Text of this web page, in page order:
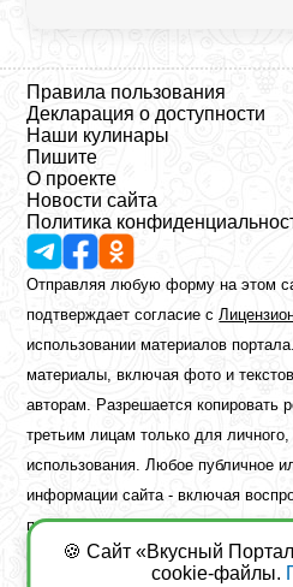
Правила пользования
Декларация о доступности
Наши кулинары
Пишите
О проекте
Новости сайта
Политика
Отправляя любую форму на этом
подтверждает согласие с
использовании материалов
материалы, включая фото и
авторам. Разрешается копировать
третьим лицам только для
использования. Любое публичное
информации сайта - включая
публикацию или обработку -
предварительного письменного
🍪 Сайт «Вкусный
cookie-файлы.